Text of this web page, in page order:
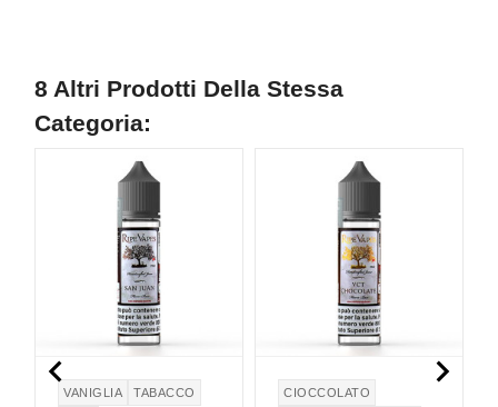
8 Altri Prodotti Della Stessa
Categoria:
VANIGLIA
TABACCO
NON DISPONIBILE
CIOCCOLATO
 